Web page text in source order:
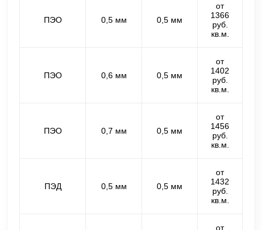
ПЭО 0,5 мм 0,5 мм
от
1366
руб.
кв.м.
ПЭО 0,6 мм 0,5 мм
от
1402
руб.
кв.м.
ПЭО 0,7 мм 0,5 мм
от
1456
руб.
кв.м.
ПЭД 0,5 мм 0,5 мм
от
1432
руб.
кв.м.
от